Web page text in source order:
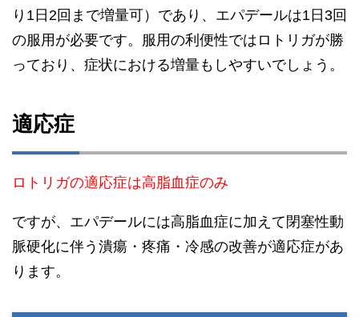
り1日2回まで増量可）であり、エパデールは1日3回
の服用が必要です。服用の利便性ではロトリガが勝
っており、症状における増量もしやすいでしょう。
適応症
ロトリガの適応症は高脂血症のみ
ですが、エパデールには高脂血症に加えて閉塞性動
脈硬化に伴う潰瘍・疼痛・冷感の改善が適応症があ
ります。